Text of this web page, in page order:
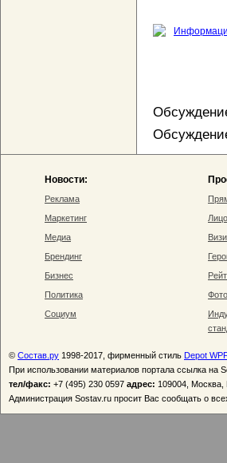
Новости:
Реклама
Маркетинг
Медиа
Брендинг
Бизнес
Политика
Социум
© Состав.ру 1998-2017, фирменный стиль Depot
При использовании материалов портала ссылка на
тел/факс: +7 (495) 230 0597 адрес: 109004, Москва,
Администрация Sostav.ru просит Вас сообщать о